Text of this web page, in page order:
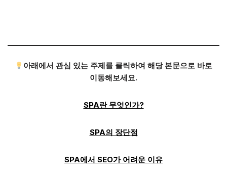
아래에서 관심 있는 주제를 클릭하여 해당 본문으로 바로
이동해보세요.
SPA란 무엇인가?
SPA의 장단점
SPA에서 SEO가 어려운 이유